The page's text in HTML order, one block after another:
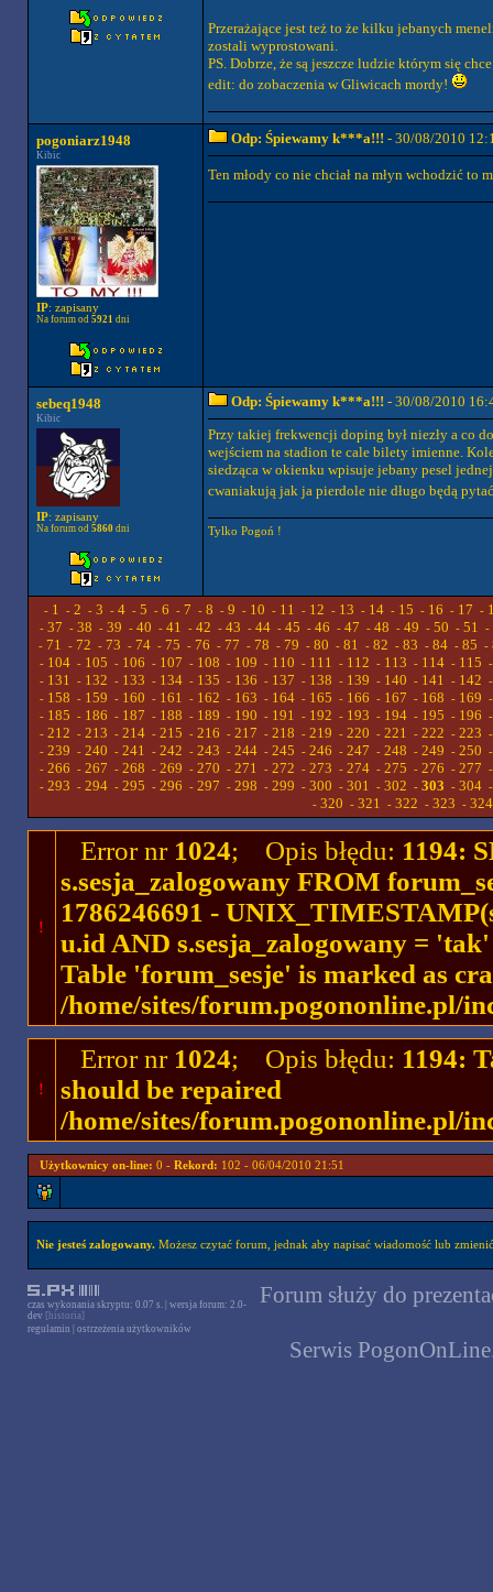
Przerażające jest też to że kilku jebanych
zostali wyprostowani.
PS. Dobrze, że są jeszcze ludzie którym się
edit: do zobaczenia w Gliwicach mordy!
pogoniarz1948
Kibic
IP: zapisany
Na forum od 5921 dni
Odp: Śpiewamy k***a!!! - 30/08/2010
Ten młody co nie chciał na młyn wchodzić to
sebeq1948
Kibic
IP: zapisany
Na forum od 5860dni
Odp: Śpiewamy k***a!!! - 30/08/2010
Przy takiej frekwencji doping był niezły a co
wejściem na stadion te cale bilety imienne.
siedząca w okienku wpisuje jebany pesel
cwaniakują jak ja pierdole nie długo będą
Tylko Pogoń !
- 1 - 2 - 3 - 4 - 5 - 6 - 7 - 8 - 9 - 10 - 11 - 12 - 13 - 14 - 15 - 16 - 17 -
- 37 - 38 - 39 - 40 - 41 - 42 - 43 - 44- 45 - 46 - 47 - 48 - 49 - 50 - 51 -
- 71 - 72 - 73 - 74 - 75 - 76 - 77 - 78 - 79 - 80 - 81 - 82 - 83 - 84 - 85 -
- 104- 105 - 106 - 107 - 108 - 109 - 110 - 111 - 112 - 113 - 114- 115
- 131 - 132 - 133 - 134- 135 - 136 - 137 - 138 - 139 - 140 - 141 - 142
- 158 - 159 - 160 - 161 - 162 - 163 - 164- 165 - 166 - 167 - 168 - 169
- 185 - 186 - 187 - 188 - 189 - 190 - 191 - 192 - 193 - 194- 195 - 196
- 212 - 213 - 214- 215 - 216 - 217 - 218 - 219 - 220 - 221 - 222 - 223
- 239 - 240 - 241 - 242 - 243 - 244- 245 - 246 - 247 - 248 - 249 - 250
- 266 - 267 - 268 - 269 - 270 - 271 - 272 - 273 - 274- 275 - 276 - 277
- 293 - 294- 295 - 296 - 297 - 298 - 299 - 300 - 301 - 302 - 303 - 304
- 320 - 321 - 322 - 323 - 324
!
Error nr 1024; Opis błędu: 1194:
s.sesja_zalogowany FROM
1786246691 -
u.id AND s.sesja_zalogowany =
Table 'forum_sesje' is marked as
/home/sites/forum.pogononline.pl/
!
Error nr 1024; Opis błędu: 1194:
should be repaired
/home/sites/forum.pogononline.pl/
Użytkownicy on-line: 0 - Rekord: 102 - 06/04/2010 21:51
Nie jesteś zalogowany.Możesz czytać forum, jednak aby napisać wiadomość lub
czas wykonania skryptu: 0.07 s. | wersja forum: 2.0-
dev [historia]
regulamin
ostrzeżenia użytkowników
Forum służy do
Serwis